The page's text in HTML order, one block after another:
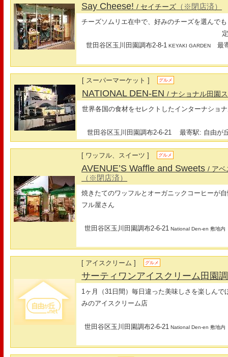
Say Cheese!/ セイチーズ （※閉店済）
チーズソムリエ在中で、好みのチーズを選んで
定
世田谷区玉川田園調布2-8-1 KEYAKI GARDEN 最
[ スーパーマーケット ] グルメ
NATIONAL DEN-EN/ ナショナル田園
世界各国の食材をセレクトしたインターナショ
世田谷区玉川田園調布2-6-21 最寄駅: 自由が
[ ワッフル、スイーツ ] グルメ
AVENUE’S Waffle and Sweets/ アベ
（※閉店済）
焼きたてのワッフルとオーガニックコーヒーが
フル屋さん
世田谷区玉川田園調布2-6-21 National Den-en 敷地内
[ アイスクリーム ] グルメ
サーティワンアイスクリーム田園
1ヶ月（31日間）毎日違った美味しさを楽しん
みのアイスクリーム店
世田谷区玉川田園調布2-6-21 National Den-en 敷地内